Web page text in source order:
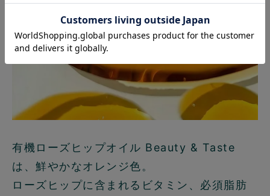
有機ローズヒップオイル Beauty & Taste
は、鮮やかなオレンジ色。
ローズヒップに含まれるビタミン、必須脂肪